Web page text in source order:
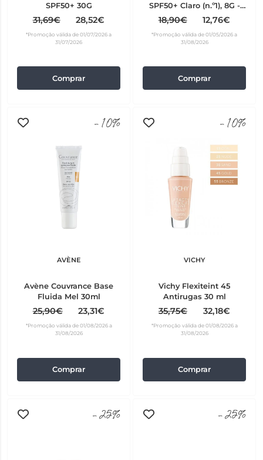
SPF50+ 30G
31,69€ 28,52€
*Promoção válida de 01/07/2026 a
31/07/2026
Comprar
SPF50+ Claro (n.º1), 8G -
refill
18,90€ 12,76€
*Promoção válida de 01/05/2026 a
31/08/2026
Comprar
-10%
AVÈNE
Avène Couvrance Base
Fluida Mel 30ml
25,90€ 23,31€
*Promoção válida de 01/08/2026 a
31/08/2026
Comprar
-10%
VICHY
Vichy Flexiteint 45
Antirugas 30 ml
35,75€ 32,18€
*Promoção válida de 01/08/2026 a
31/08/2026
Comprar
-25% -25%